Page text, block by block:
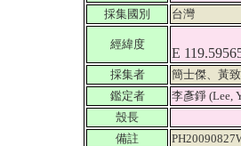
採集國別
台灣
經緯度
E
採集者
簡士傑、黃
鑑定者
李彥錚 (Lee,
殼長
備註